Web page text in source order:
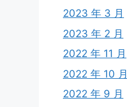
2023 年 3 月
2023 年 2 月
2022 年 11 月
2022 年 10 月
2022 年 9 月